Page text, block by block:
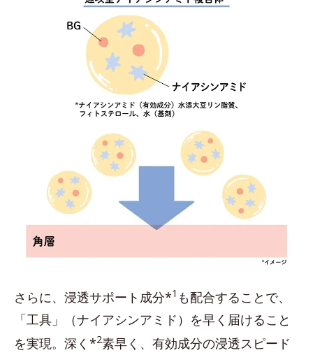
さらに、浸透サポート成分*1 も配合することで、
「工具」（ナイアシンアミド）を早く届けること
を実現。深く*2素早く、有効成分の浸透スピード